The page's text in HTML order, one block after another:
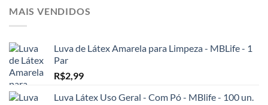
MAIS VENDIDOS
Luva de Látex Amarela para Limpeza - MBLife - 1
Par
R$2,99
Luva Látex Uso Geral - Com Pó - MBlife - 100 un.